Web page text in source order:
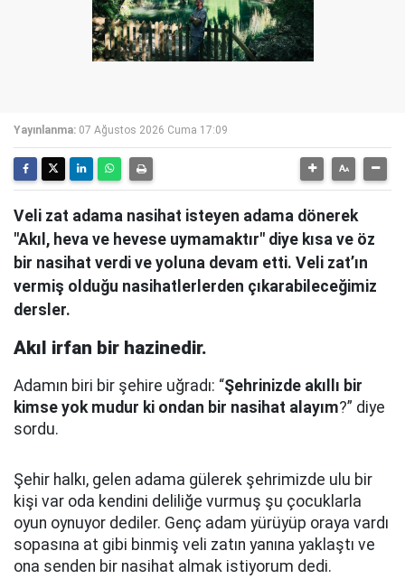
Yayınlanma: 07 Ağustos 2026 Cuma 17:09
Veli zat adama nasihat isteyen adama dönerek
"Akıl, heva ve hevese uymamaktır" diye kısa ve öz
bir nasihat verdi ve yoluna devam etti. Veli zat’ın
vermiş olduğu nasihatlerlerden çıkarabileceğimiz
dersler.
Akıl irfan bir hazinedir.
Adamın biri bir şehire uğradı: “Şehrinizde akıllı bir
kimse yok mudur ki ondan bir nasihat alayım?” diye
sordu.
Şehir halkı, gelen adama gülerek şehrimizde ulu bir
kişi var oda kendini deliliğe vurmuş şu çocuklarla
oyun oynuyor dediler. Genç adam yürüyüp oraya vardı
sopasına at gibi binmiş veli zatın yanına yaklaştı ve
ona senden bir nasihat almak istiyorum dedi.